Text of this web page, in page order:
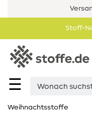
Stoff-
☰
Weihnachtsstoffe